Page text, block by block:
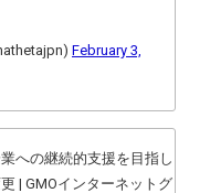
February 3,
への継続的支援を目指し
| GMOインターネットグ